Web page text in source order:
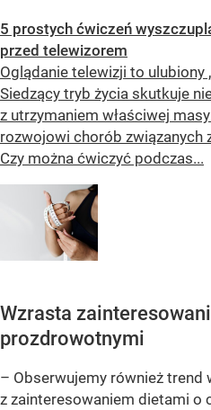
5 prostych ćwiczeń
przed telewizorem
Oglądanie telewizji to ulubiony
Siedzący tryb życia skutkuje
z utrzymaniem właściwej
rozwojowi chorób związanych
Czy można ćwiczyć podczas...
Wzrasta
prozdrowotnymi
– Obserwujemy również trend
z zainteresowaniem dietami o